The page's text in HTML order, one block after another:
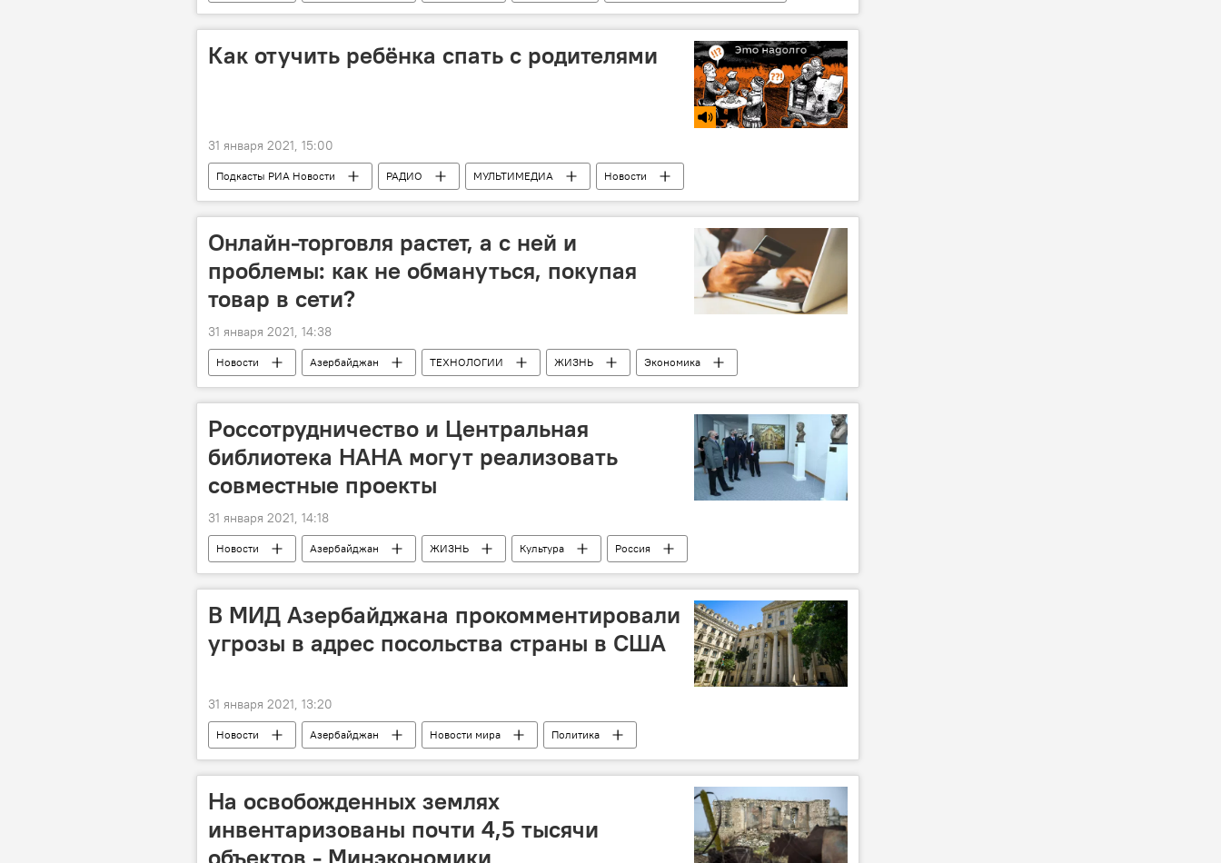
Губадлинский район
МУЛЬТИМЕДИА Видео
Как отучить ребёнка спать с родителями
31 января 2021, 15:00
Подкасты РИА Новости РАДИО МУЛЬТИМЕДИА Новости
Онлайн-торговля растет, а с ней и
проблемы: как не обмануться, покупая
товар в сети?
31 января 2021, 14:38
Новости Азербайджан ТЕХНОЛОГИИ ЖИЗНЬ
Экономика
Онлайн
торговля проблемы Обман
Россотрудничество и Центральная
библиотека НАНА могут реализовать
совместные проекты
31 января 2021, 14:18
Новости Азербайджан ЖИЗНЬ Культура
Россия
Российский информационно-культурный центр (РИКЦ)
НАНА сотрудничество
В МИД Азербайджана прокомментировали
угрозы в адрес посольства страны в США
31 января 2021, 13:20
Новости Азербайджан Новости мира
Политика
Министерство иностранных дел АР
угрозы
Посольство Азербайджана в США
На освобожденных землях
инвентаризованы почти 4,5 тысячи
объектов - Минэкономики